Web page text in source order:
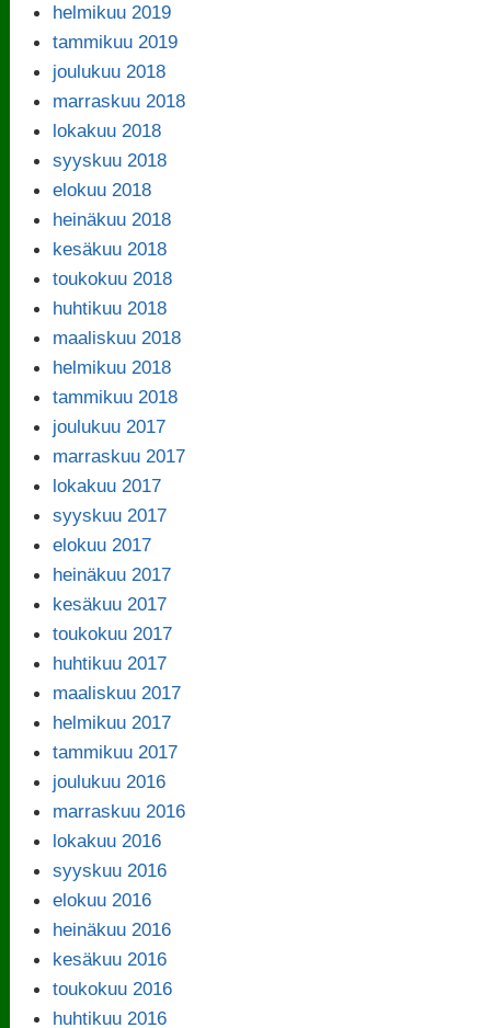
helmikuu 2019
tammikuu 2019
joulukuu 2018
marraskuu 2018
lokakuu 2018
syyskuu 2018
elokuu 2018
heinäkuu 2018
kesäkuu 2018
toukokuu 2018
huhtikuu 2018
maaliskuu 2018
helmikuu 2018
tammikuu 2018
joulukuu 2017
marraskuu 2017
lokakuu 2017
syyskuu 2017
elokuu 2017
heinäkuu 2017
kesäkuu 2017
toukokuu 2017
huhtikuu 2017
maaliskuu 2017
helmikuu 2017
tammikuu 2017
joulukuu 2016
marraskuu 2016
lokakuu 2016
syyskuu 2016
elokuu 2016
heinäkuu 2016
kesäkuu 2016
toukokuu 2016
huhtikuu 2016